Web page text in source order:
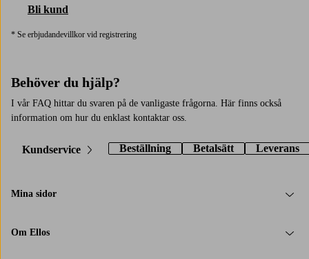
Bli kund
* Se erbjudandevillkor vid registrering
Behöver du hjälp?
I vår FAQ hittar du svaren på de vanligaste frågorna. Här finns också
information om hur du enklast kontaktar oss.
Kundservice Beställning Betalsätt Leverans
Mina sidor
Om Ellos